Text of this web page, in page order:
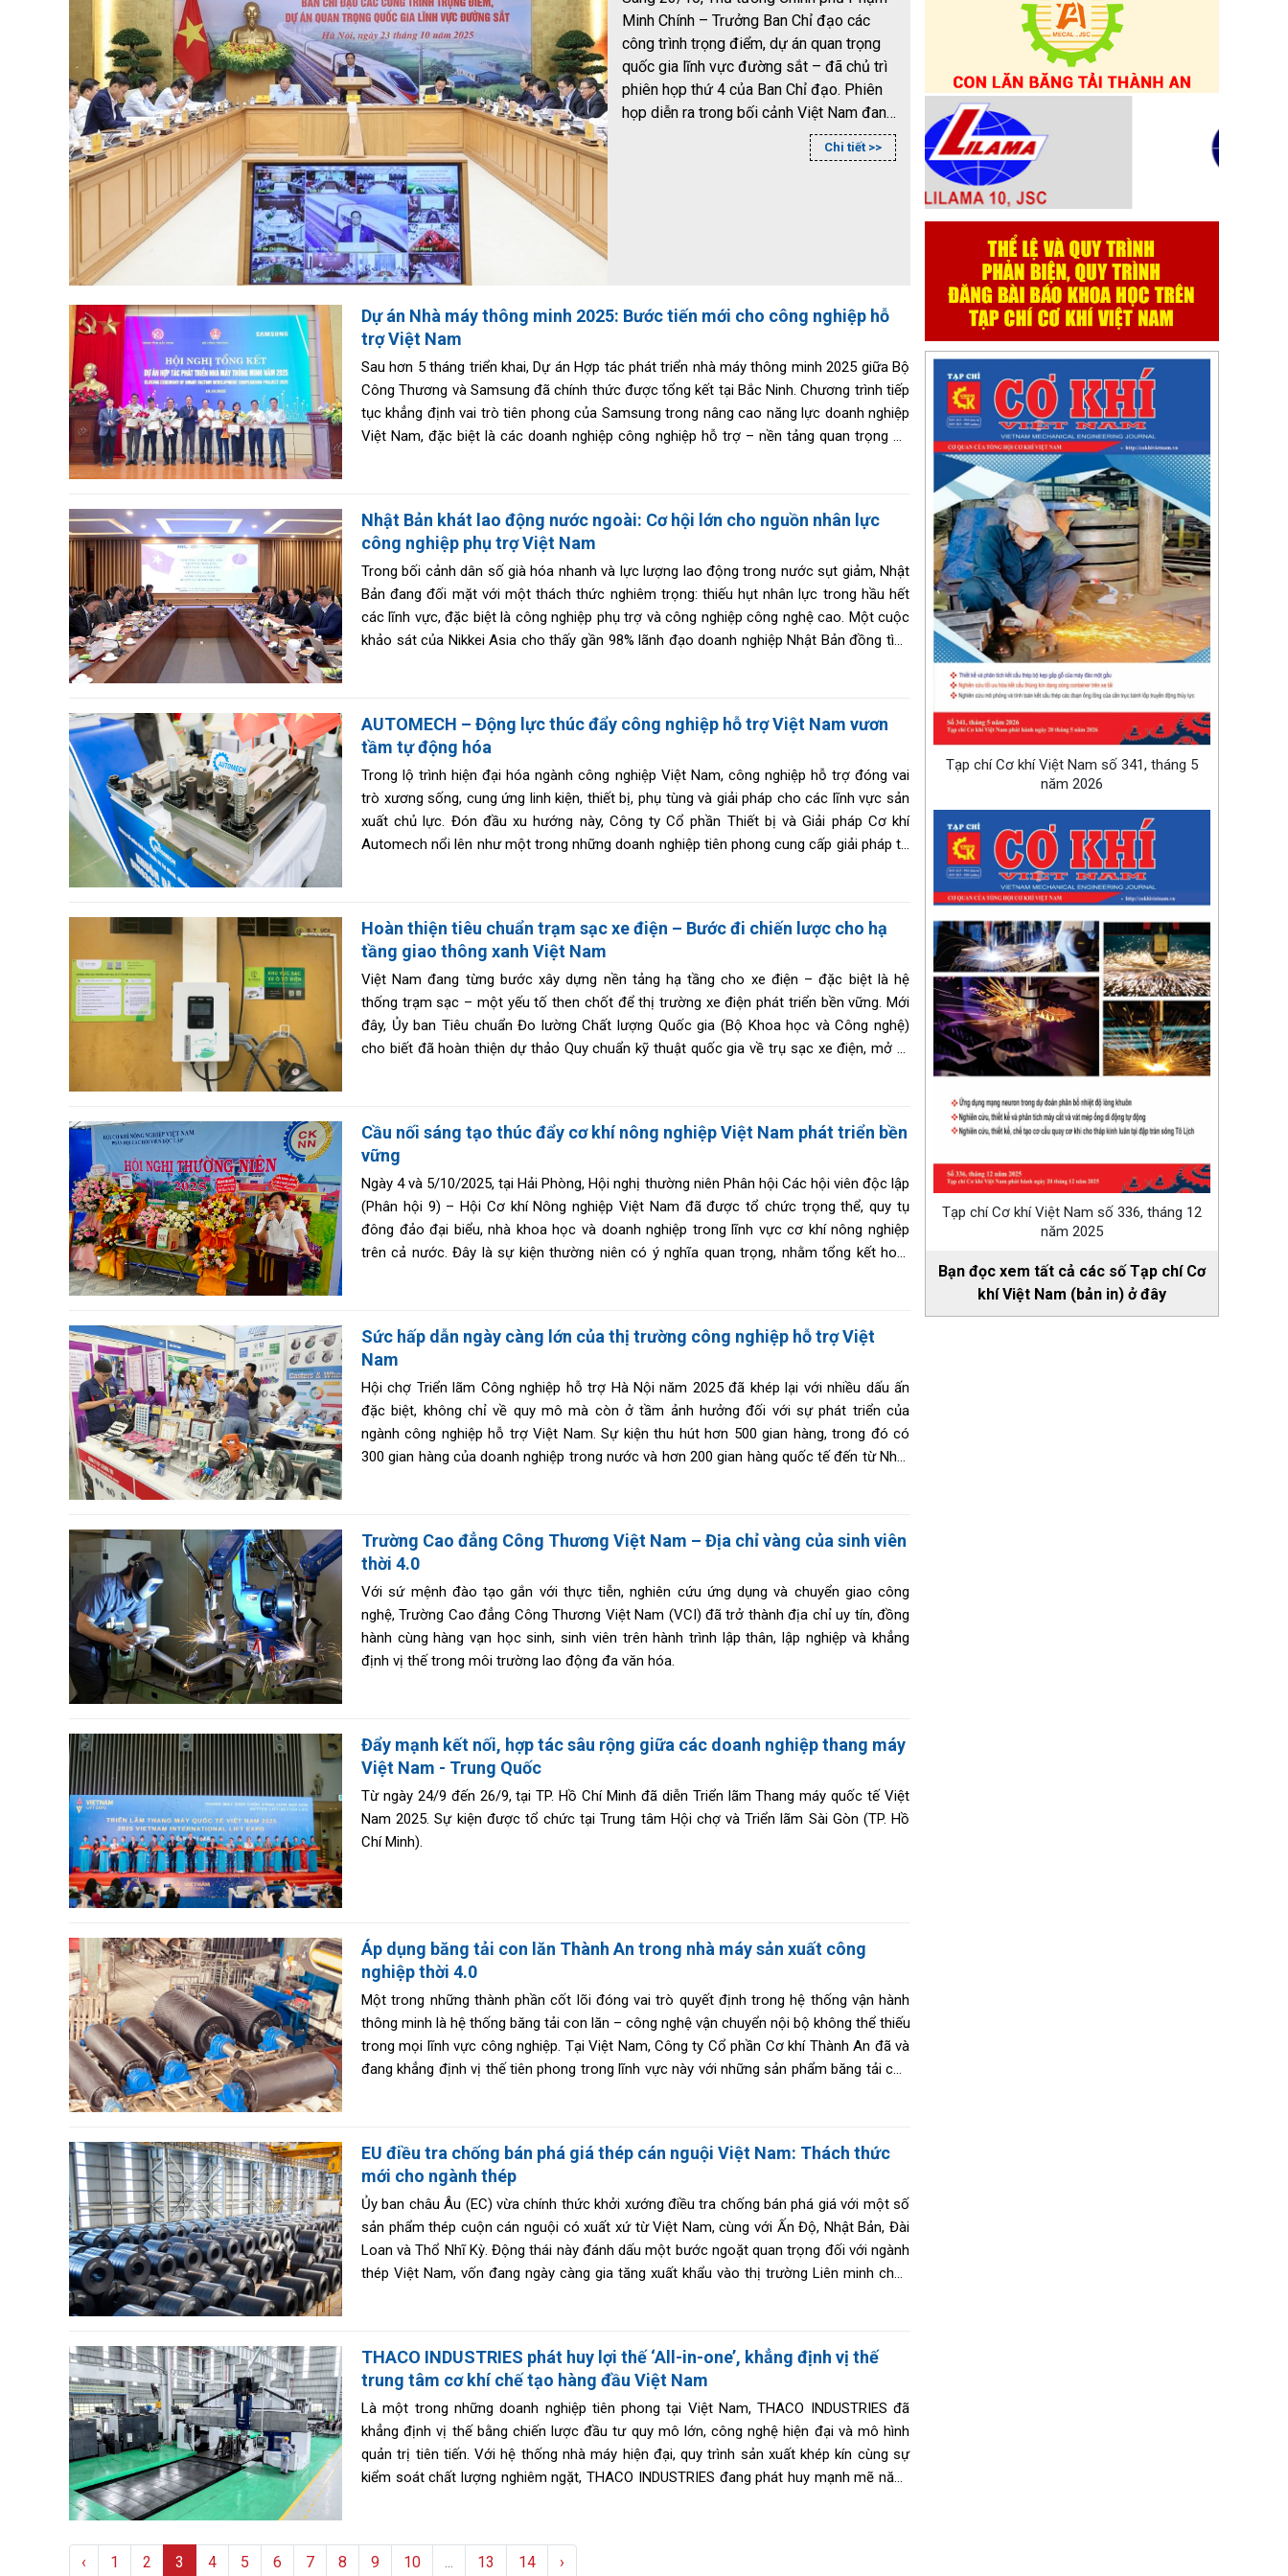
Minh Chính – Trưởng Ban Chỉ đạo các
công trình trọng điểm, dự án quan trọng
quốc gia lĩnh vực đường sắt – đã chủ trì
phiên họp thứ 4 của Ban Chỉ đạo. Phiên
họp diễn ra trong bối cảnh Việt Nam đang
bước vào giai đoạn tăng tốc đầu tư hạ
tầng giao thông chiến lược, đặc biệt là hạ
Chi tiết >>
Dự án Nhà máy thông minh 2025: Bước tiến mới cho công nghiệp hỗ
trợ Việt Nam
Sau hơn 5 tháng triển khai, Dự án Hợp tác phát triển nhà máy thông minh 2025 giữa Bộ
Công Thương và Samsung đã chính thức được tổng kết tại Bắc Ninh. Chương trình tiếp
tục khẳng định vai trò tiên phong của Samsung trong nâng cao năng lực doanh nghiệp
Việt Nam, đặc biệt là các doanh nghiệp công nghiệp hỗ trợ – nền tảng quan trọng để
Nhật Bản khát lao động nước ngoài: Cơ hội lớn cho nguồn nhân lực
công nghiệp phụ trợ Việt Nam
Trong bối cảnh dân số già hóa nhanh và lực lượng lao động trong nước sụt giảm, Nhật
Bản đang đối mặt với một thách thức nghiêm trọng: thiếu hụt nhân lực trong hầu hết
các lĩnh vực, đặc biệt là công nghiệp phụ trợ và công nghiệp công nghệ cao. Một cuộc
khảo sát của Nikkei Asia cho thấy gần 98% lãnh đạo doanh nghiệp Nhật Bản đồng tình
AUTOMECH – Động lực thúc đẩy công nghiệp hỗ trợ Việt Nam vươn
tầm tự động hóa
Trong lộ trình hiện đại hóa ngành công nghiệp Việt Nam, công nghiệp hỗ trợ đóng vai
trò xương sống, cung ứng linh kiện, thiết bị, phụ tùng và giải pháp cho các lĩnh vực sản
xuất chủ lực. Đón đầu xu hướng này, Công ty Cổ phần Thiết bị và Giải pháp Cơ khí
Automech nổi lên như một trong những doanh nghiệp tiên phong cung cấp giải pháp tự
Hoàn thiện tiêu chuẩn trạm sạc xe điện – Bước đi chiến lược cho hạ
tầng giao thông xanh Việt Nam
Việt Nam đang từng bước xây dựng nền tảng hạ tầng cho xe điện – đặc biệt là hệ
thống trạm sạc – một yếu tố then chốt để thị trường xe điện phát triển bền vững. Mới
đây, Ủy ban Tiêu chuẩn Đo lường Chất lượng Quốc gia (Bộ Khoa học và Công nghệ)
cho biết đã hoàn thiện dự thảo Quy chuẩn kỹ thuật quốc gia về trụ sạc xe điện, mở ra
Cầu nối sáng tạo thúc đẩy cơ khí nông nghiệp Việt Nam phát triển bền
vững
Ngày 4 và 5/10/2025, tại Hải Phòng, Hội nghị thường niên Phân hội Các hội viên độc lập
(Phân hội 9) – Hội Cơ khí Nông nghiệp Việt Nam đã được tổ chức trọng thể, quy tụ
đông đảo đại biểu, nhà khoa học và doanh nghiệp trong lĩnh vực cơ khí nông nghiệp
trên cả nước. Đây là sự kiện thường niên có ý nghĩa quan trọng, nhằm tổng kết hoạt
Sức hấp dẫn ngày càng lớn của thị trường công nghiệp hỗ trợ Việt
Nam
Hội chợ Triển lãm Công nghiệp hỗ trợ Hà Nội năm 2025 đã khép lại với nhiều dấu ấn
đặc biệt, không chỉ về quy mô mà còn ở tầm ảnh hưởng đối với sự phát triển của
ngành công nghiệp hỗ trợ Việt Nam. Sự kiện thu hút hơn 500 gian hàng, trong đó có
300 gian hàng của doanh nghiệp trong nước và hơn 200 gian hàng quốc tế đến từ Nhật
Trường Cao đẳng Công Thương Việt Nam – Địa chỉ vàng của sinh viên
thời 4.0
Với sứ mệnh đào tạo gắn với thực tiễn, nghiên cứu ứng dụng và chuyển giao công
nghệ, Trường Cao đẳng Công Thương Việt Nam (VCI) đã trở thành địa chỉ uy tín, đồng
hành cùng hàng vạn học sinh, sinh viên trên hành trình lập thân, lập nghiệp và khẳng
định vị thế trong môi trường lao động đa văn hóa.
Đẩy mạnh kết nối, hợp tác sâu rộng giữa các doanh nghiệp thang máy
Việt Nam - Trung Quốc
Từ ngày 24/9 đến 26/9, tại TP. Hồ Chí Minh đã diễn Triển lãm Thang máy quốc tế Việt
Nam 2025. Sự kiện được tổ chức tại Trung tâm Hội chợ và Triển lãm Sài Gòn (TP. Hồ
Chí Minh).
Áp dụng băng tải con lăn Thành An trong nhà máy sản xuất công
nghiệp thời 4.0
Một trong những thành phần cốt lõi đóng vai trò quyết định trong hệ thống vận hành
thông minh là hệ thống băng tải con lăn – công nghệ vận chuyển nội bộ không thể thiếu
trong mọi lĩnh vực công nghiệp. Tại Việt Nam, Công ty Cổ phần Cơ khí Thành An đã và
đang khẳng định vị thế tiên phong trong lĩnh vực này với những sản phẩm băng tải con
EU điều tra chống bán phá giá thép cán nguội Việt Nam: Thách thức
mới cho ngành thép
Ủy ban châu Âu (EC) vừa chính thức khởi xướng điều tra chống bán phá giá với một số
sản phẩm thép cuộn cán nguội có xuất xứ từ Việt Nam, cùng với Ấn Độ, Nhật Bản, Đài
Loan và Thổ Nhĩ Kỳ. Động thái này đánh dấu một bước ngoặt quan trọng đối với ngành
thép Việt Nam, vốn đang ngày càng gia tăng xuất khẩu vào thị trường Liên minh châu
THACO INDUSTRIES phát huy lợi thế ‘All-in-one’, khẳng định vị thế
trung tâm cơ khí chế tạo hàng đầu Việt Nam
Là một trong những doanh nghiệp tiên phong tại Việt Nam, THACO INDUSTRIES đã
khẳng định vị thế bằng chiến lược đầu tư quy mô lớn, công nghệ hiện đại và mô hình
quản trị tiên tiến. Với hệ thống nhà máy hiện đại, quy trình sản xuất khép kín cùng sự
kiểm soát chất lượng nghiêm ngặt, THACO INDUSTRIES đang phát huy mạnh mẽ năng
‹ 1 2 3 4 5 6 7 8 9 10 ... 13 14 ›
Tạp chí Cơ khí Việt Nam số 341, tháng 5
năm 2026
Tạp chí Cơ khí Việt Nam số 336, tháng 12
năm 2025
Bạn đọc xem tất cả các số Tạp chí Cơ
khí Việt Nam (bản in) ở đây